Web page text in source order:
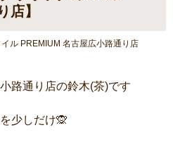
店】
ル PREMIUM 名古屋広小路通り店
路通り店の鈴木(茶)です
少しだけ🙊